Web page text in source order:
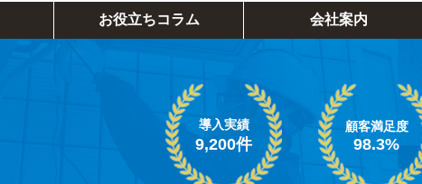
お役立ちコラム 会社案内
導入実績
9,200件
顧客満足度
98.3%